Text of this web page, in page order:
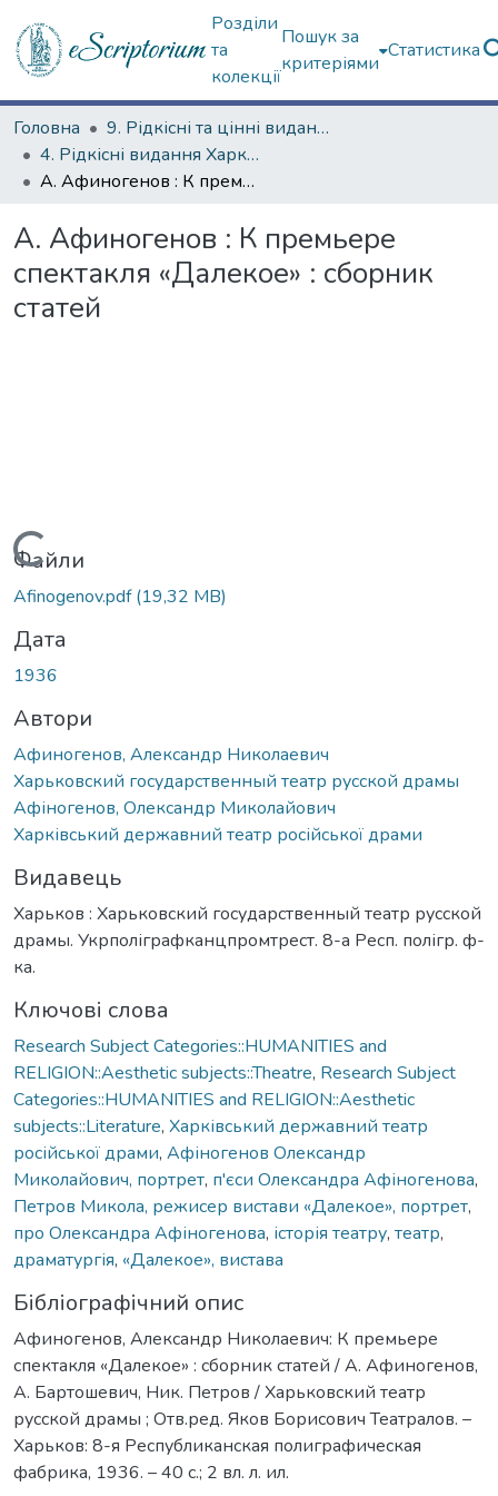
Розділи
та
колекції
Пошук за
критеріями
Статистика
Головна
9. Рідкісні та цінні видання
4. Рідкісні видання Харкова ХХ ст.
А. Афиногенов : К премьере спектакля «Далекое» : сборник статей
А. Афиногенов : К премьере
спектакля «Далекое» : сборник
статей
Вантажиться...
Файли
Afinogenov.pdf(19,32 MB)
Дата
1936
Автори
Афиногенов, Александр Николаевич
Харьковский государственный театр русской драмы
Афіногенов, Олександр Миколайович
Харківський державний театр російської драми
Видавець
Харьков : Харьковский государственный театр русской
драмы. Укрполіграфканцпромтрест. 8-а Респ. полігр. ф-
ка.
Ключові слова
Research Subject Categories::HUMANITIES and
RELIGION::Aesthetic subjects::Theatre, Research Subject
Categories::HUMANITIES and RELIGION::Aesthetic
subjects::Literature, Харківський державний театр
російської драми, Афіногенов Олександр
Миколайович, портрет, п'єси Олександра Афіногенова,
Петров Микола, режисер вистави «Далекое», портрет,
про Олександра Афіногенова, історія театру, театр,
драматургія, «Далекое», вистава
Бібліографічний опис
Афиногенов, Александр Николаевич: К премьере
спектакля «Далекое» : сборник статей / А. Афиногенов,
А. Бартошевич, Ник. Петров / Харьковский театр
русской драмы ; Отв.ред. Яков Борисович Театралов. –
Харьков: 8-я Республиканская полиграфическая
фабрика, 1936. – 40 с.; 2 вл. л. ил.